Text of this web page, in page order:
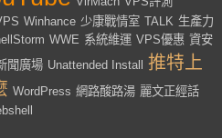
Winhance 少康戰情室 TALK 生產力
WWE 系統維運 VPS優惠 資安
聞廣場 Unattended Install
推特上
WordPress 網路酸路湯 麗文正經話